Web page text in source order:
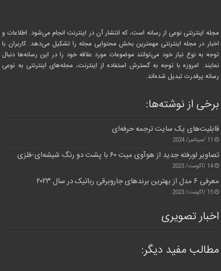
مجله اینترنتی نوعی از رسانه است، که انتشار آن در اینترنت انجام می‌شود. اطلاعات و
اخبار در مجله اینترنتی مهمترین بخش محتوایی مجله را تشکیل می‌دهد. کاربران با
توجه به نوع نیاز خود می‌توانند موضوعات مورد علاقه خود را در این رسانه‌ها دنبال
نمایند. امروزه با توجه به گسترش استفاده از اینترنت، مجله‌های اینترنتی به نوعی
رسانه پرقدرت تبدیل شده‌اند.
برخی از نوشته‌ها:
قابلیت‌های یک سایت ترجمه حرفه‌ای
11 /سپتامبر/ 2024
تصاویر لورفته جدید از هوآوی میت ۶۰ با پشت دو رنگ شیشه‌ای-فلزی
14 /آگوست/ 2023
معرفی ۶ مدل از بهترین برندهای جاروبرقی رباتیک در سال ۲۰۲۳
15 /آگوست/ 2023
اخبار تصویری
مطالب مفید دیگر: